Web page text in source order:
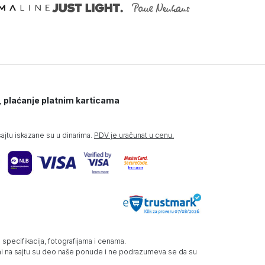
plaćanje platnim karticama
iskazane su u dinarima. PDV je uračunat u cenu.
fotografijama i cenama.
sajtu su deo naše ponude i ne podrazumeva se da su